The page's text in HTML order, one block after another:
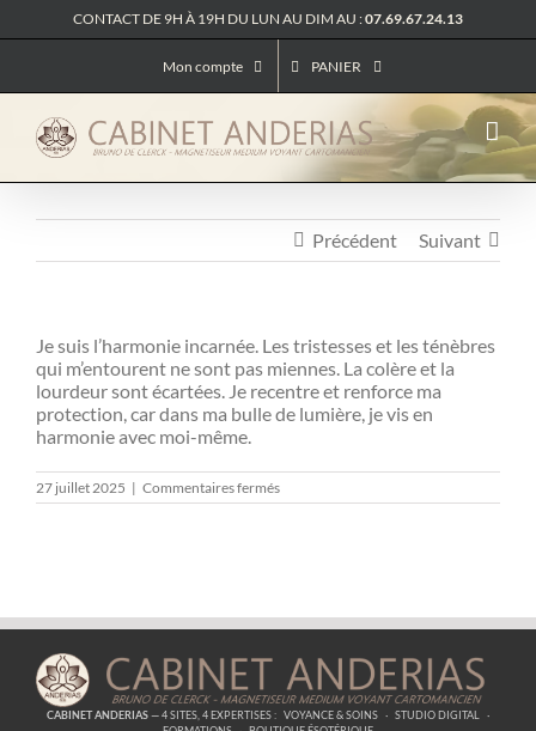
au
CONTACT DE 9H À 19H DU LUN AU DIM AU :07.69.67.24.13
Mon compte PANIER
Précédent Suivant
Je suis l’harmonie incarnée. Les tristesses et les ténèbres
qui m’entourent ne sont pas miennes. La colère et la
lourdeur sont écartées. Je recentre et renforce ma
protection, car dans ma bulle de lumière, je vis en
harmonie avec moi-même.
27 juillet 2025 | Commentaires ferméssur
Messages
Harmonie
CABINET ANDERIAS— 4 SITES, 4 EXPERTISES : VOYANCE & SOINS · STUDIO DIGITAL
·